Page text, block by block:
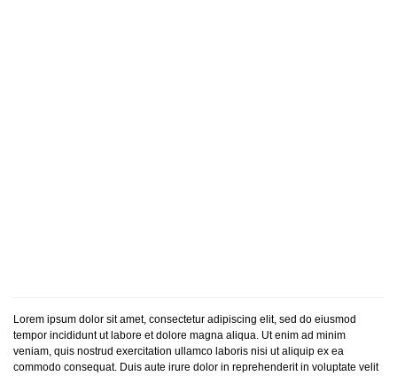
Lorem ipsum dolor sit amet, consectetur adipiscing elit, sed do eiusmod
tempor incididunt ut labore et dolore magna aliqua. Ut enim ad minim
veniam, quis nostrud exercitation ullamco laboris nisi ut aliquip ex ea
commodo consequat. Duis aute irure dolor in reprehenderit in voluptate velit